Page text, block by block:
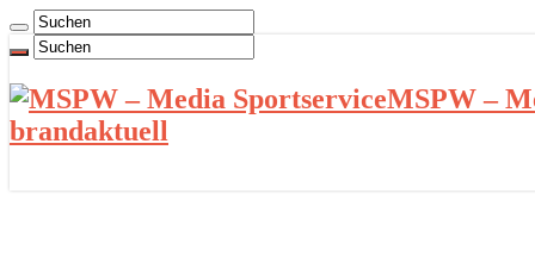
MSPW –
brandaktuell